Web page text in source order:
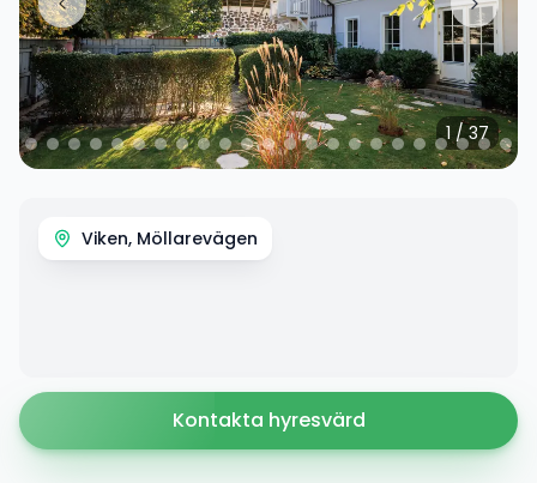
1 /37
Viken, Möllarevägen
Kontakta hyresvärd